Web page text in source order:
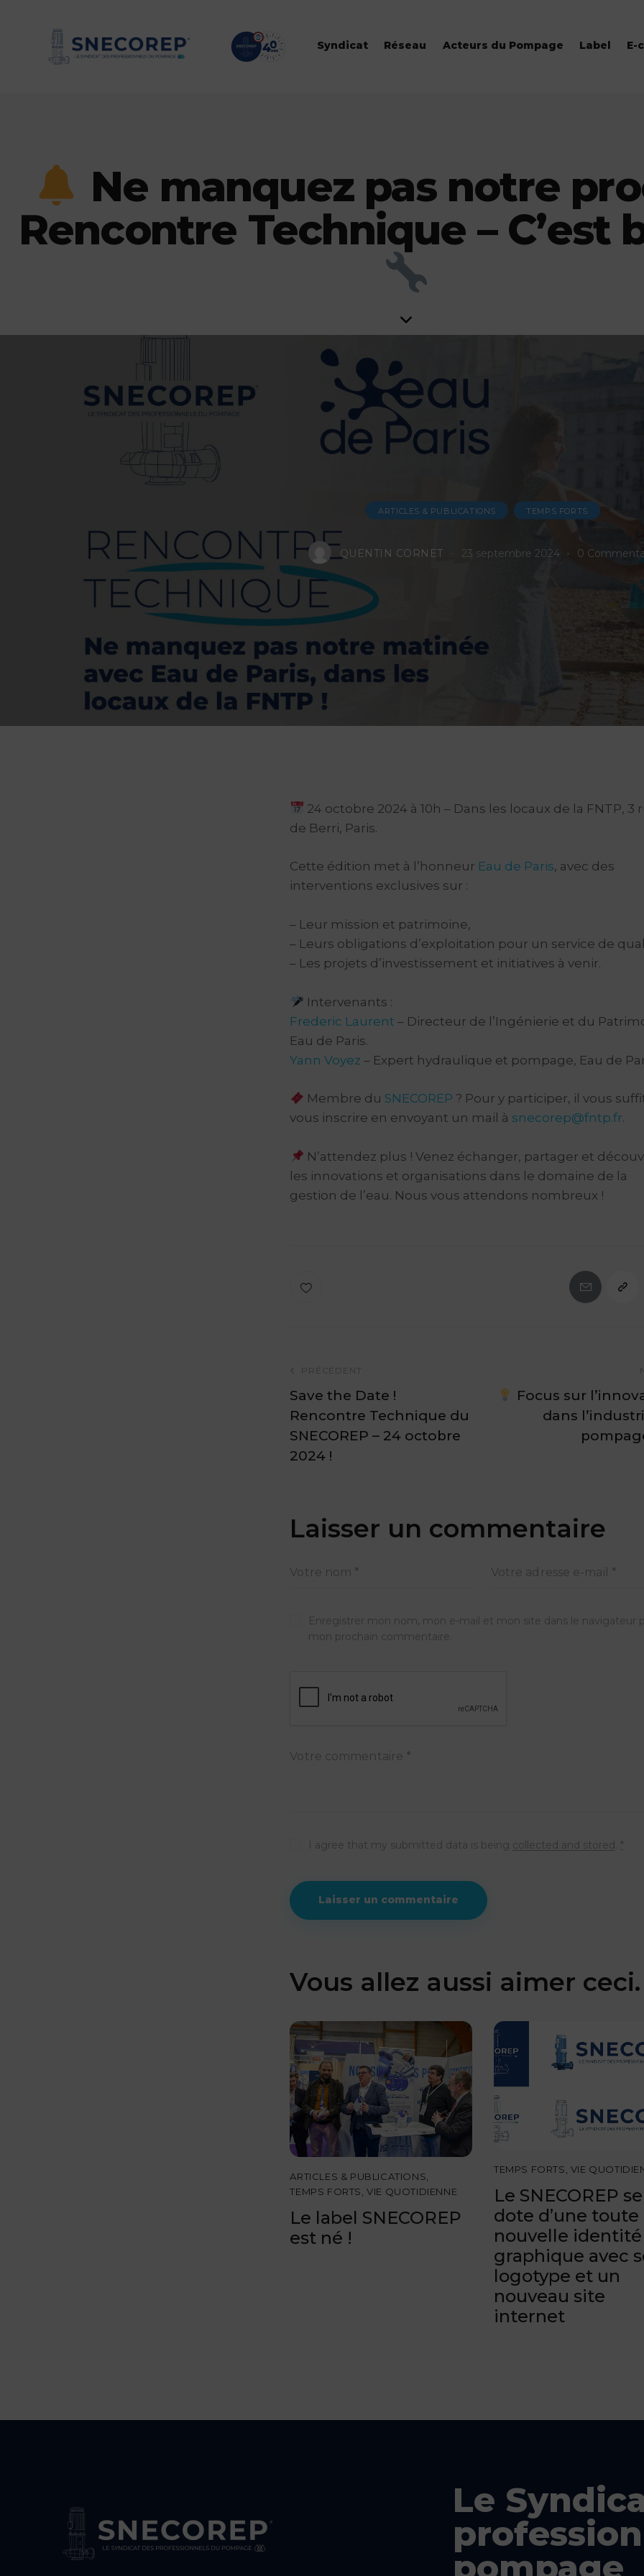
Syndicat Réseau Acteurs du Pompage Label E-
Ne manquez pas notre
Rencontre Technique – C’est
ARTICLES & PUBLICATIONS TEMPS FORTS
QUENTIN CORNET 23 septembre 2024 0
24 octobre 2024 à 10h – Dans les locaux de la FNTP, 3
de Berri, Paris.
Cette édition met à l’honneur Eau de Paris, avec des
interventions exclusives sur :
– Leur mission et patrimoine,
– Leurs obligations d’exploitation pour un service de
– Les projets d’investissement et initiatives à venir.
Intervenants :
Frederic Laurent – Directeur de l’Ingénierie et du
Eau de Paris.
Yann Voyez – Expert hydraulique et pompage, Eau de
Membre du SNECOREP ? Pour y participer, il vous
vous inscrire en envoyant un mail à snecorep@fntp.fr.
N’attendez plus ! Venez échanger, partager et
les innovations et organisations dans le domaine de la
gestion de l’eau. Nous vous attendons nombreux !
PRÉCÉDENT
Save the Date !
Rencontre Technique du
SNECOREP – 24 octobre
2024 !
Focus sur
dans
Laisser un commentaire
Enregistrer mon nom, mon e-mail et mon site dans le navigateur
mon prochain commentaire.
I agree that my submitted data is being collected and stored *
Vous allez aussi aimer ceci.
ARTICLES & PUBLICATIONS,
TEMPS FORTS,VIE QUOTIDIENNE
Le label SNECOREP
est né !
TEMPS FORTS VIE
Le SNECOREP se
dote d’une toute
nouvelle identité
graphique avec
logotype et un
nouveau site
internet
Le